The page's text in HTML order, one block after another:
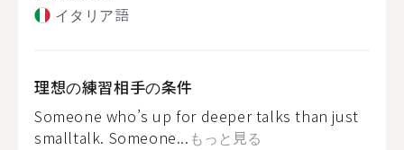
イタリア語
理想の練習相手の条件
Someone who’s up for deeper talks than just
smalltalk. Someone... もっと見る